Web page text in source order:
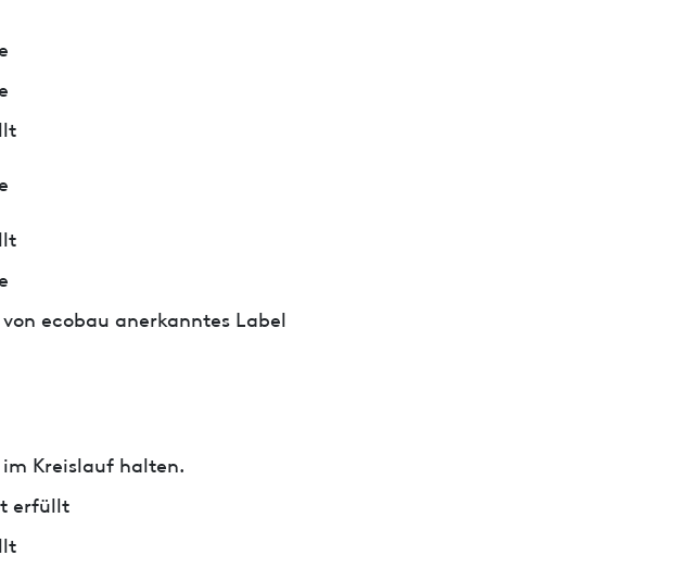
ecobau anerkanntes Label
Kreislauf halten.
erfüllt